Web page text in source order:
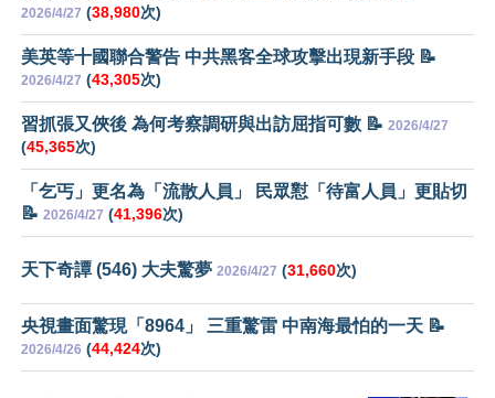
2026/4/27 (38,980次)
美英等十國聯合警告 中共黑客全球攻擊出現新手段 📝
2026/4/27 (43,305次)
習抓張又俠後 為何考察調研與出訪屈指可數 📝 2026/4/27
(45,365次)
「乞丐」更名為「流散人員」 民眾懟「待富人員」更貼切
📝 2026/4/27 (41,396次)
天下奇譚 (546) 大夫驚夢 2026/4/27 (31,660次)
央視畫面驚現「8964」 三重驚雷 中南海最怕的一天 📝
2026/4/26 (44,424次)